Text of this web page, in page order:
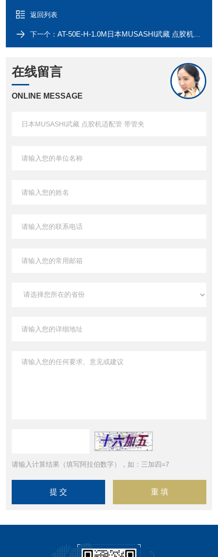
返回列表
下一个： AT-50E-H-1.0M日本MUSASHI武藏 点胶机适配管 带管夹
在线留言
ONLINE MESSAGE
请输入计算结果（填写阿拉伯数字），如：三加四=7